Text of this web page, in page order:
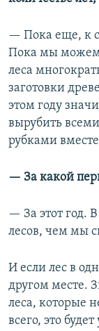
— Пока еще, к
Пока мы можем
леса
заготовки
этом году
вырубить
рубками
— За какой
— За этот год.
лесов, чем мы
И если лес в
другом месте.
леса, которые
всего, это